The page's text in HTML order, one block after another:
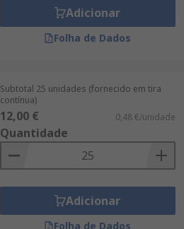
Adicionar
Folha de Dados
Subtotal 25 unidades (fornecido em tira
contínua)
12,00 € 0,48 €/unidade
Quantidade
Adicionar
Folha de Dados